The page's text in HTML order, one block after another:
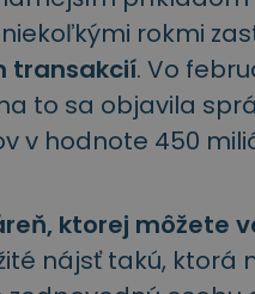
rokmi
transakcií. Vo
to sa objavila
v hodnote 450
ktorej môžete
nájsť takú, ktorá